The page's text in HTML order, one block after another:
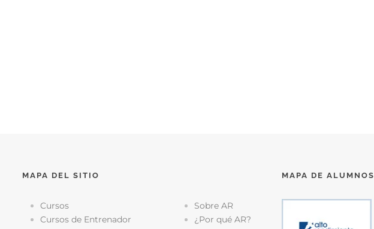
MAPA DEL SITIO
Cursos
Cursos de Entrenador
Sobre AR
¿Por qué AR?
MAPA DE ALUMNOS